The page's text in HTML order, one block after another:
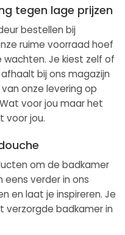
tegen lage prijzen
bestellen bij
ruime voorraad hoef
Je kiest zelf of
bij ons magazijn
onze levering op
voor jou maar het
voor jou.
om de badkamer
eens verder in ons
en laat je inspireren. Je
verzorgde badkamer in